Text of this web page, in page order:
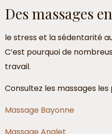
Des massages
le stress et la sédentarité
C’est pourquoi de
travail.
Consultez les massages les
Massage Bayonne